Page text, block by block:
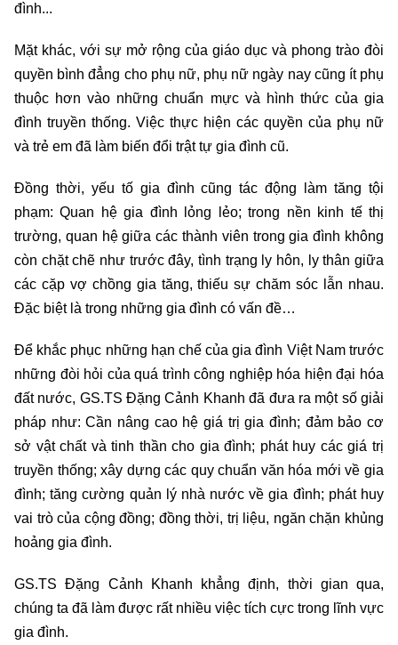
đình...
Mặt khác, với sự mở rộng của giáo dục và phong trào đòi
quyền bình đẳng cho phụ nữ, phụ nữ ngày nay cũng ít phụ
thuộc hơn vào những chuẩn mực và hình thức của gia
đình truyền thống. Việc thực hiện các quyền của phụ nữ
và trẻ em đã làm biến đổi trật tự gia đình cũ.
Đồng thời, yếu tố gia đình cũng tác động làm tăng tội
phạm: Quan hệ gia đình lỏng lẻo; trong nền kinh tế thị
trường, quan hệ giữa các thành viên trong gia đình không
còn chặt chẽ như trước đây, tình trạng ly hôn, ly thân giữa
các cặp vợ chồng gia tăng, thiếu sự chăm sóc lẫn nhau.
Đặc biệt là trong những gia đình có vấn đề…
Để khắc phục những hạn chế của gia đình Việt Nam trước
những đòi hỏi của quá trình công nghiệp hóa hiện đại hóa
đất nước, GS.TS Đặng Cảnh Khanh đã đưa ra một số giải
pháp như: Cần nâng cao hệ giá trị gia đình; đảm bảo cơ
sở vật chất và tinh thần cho gia đình; phát huy các giá trị
truyền thống; xây dựng các quy chuẩn văn hóa mới về gia
đình; tăng cường quản lý nhà nước về gia đình; phát huy
vai trò của cộng đồng; đồng thời, trị liệu, ngăn chặn khủng
hoảng gia đình.
GS.TS Đặng Cảnh Khanh khẳng định, thời gian qua,
chúng ta đã làm được rất nhiều việc tích cực trong lĩnh vực
gia đình.